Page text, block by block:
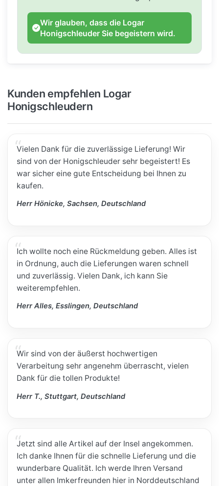
Wir glauben, dass die Logar
Honigschleuder Sie begeistern wird.
Kunden empfehlen Logar
Honigschleudern
Vielen Dank für die zuverlässige Lieferung! Wir
sind von der Honigschleuder sehr begeistert! Es
war sicher eine gute Entscheidung bei Ihnen zu
kaufen.
Herr Hönicke, Sachsen, Deutschland
Ich wollte noch eine Rückmeldung geben. Alles ist
in Ordnung, auch die Lieferungen waren schnell
und zuverlässig. Vielen Dank, ich kann Sie
weiterempfehlen.
Herr Alles, Esslingen, Deutschland
Wir sind von der äußerst hochwertigen
Verarbeitung sehr angenehm überrascht, vielen
Dank für die tollen Produkte!
Herr T., Stuttgart, Deutschland
Jetzt sind alle Artikel auf der Insel angekommen.
Ich danke Ihnen für die schnelle Lieferung und die
wunderbare Qualität. Ich werde Ihren Versand
unter allen Imkerfreunden hier in Norddeutschland